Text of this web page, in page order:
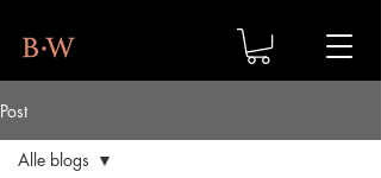
Post
Alle blogs